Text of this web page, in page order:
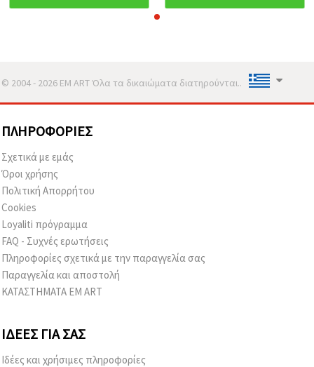
© 2004 - 2026 EM ART Όλα τα δικαιώματα διατηρούνται..
ΠΛΗΡΟΦΟΡΊΕΣ
Σχετικά με εμάς
Όροι χρήσης
Πολιτική Απορρήτου
Cookies
Loyaliti πρόγραμμα
FAQ - Συχνές ερωτήσεις
Πληροφορίες σχετικά με την παραγγελία σας
Παραγγελία και αποστολή
ΚΑΤΑΣΤΗΜΑΤΑ EM ART
ΙΔΈΕΣ ΓΙΑ ΣΑΣ
Ιδέες και χρήσιμες πληροφορίες